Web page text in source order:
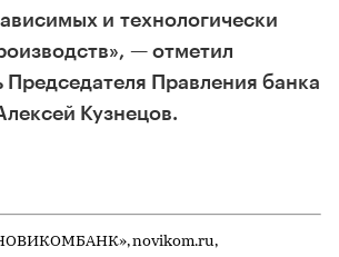
и технологически
— отметил
Председателя Правления банка
Кузнецов.
novikom.ru,